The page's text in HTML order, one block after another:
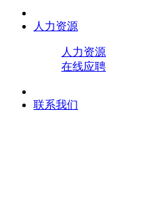
人力资源
人力资源
在线应聘
联系我们